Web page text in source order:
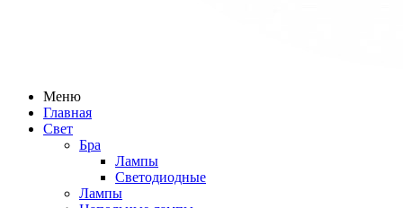
Меню
Главная
Свет
Бра
Лампы
Светодиодные
Лампы